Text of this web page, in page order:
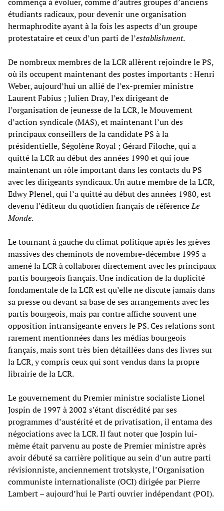
étudiants radicaux, pour devenir une organisation
hermaphrodite ayant à la fois les aspects d’un groupe
protestataire et ceux d’un parti de l’establishment.
De nombreux membres de la LCR allèrent rejoindre le PS,
où ils occupent maintenant des postes importants : Henri
Weber, aujourd’hui un allié de l’ex-premier ministre
Laurent Fabius ; Julien Dray, l’ex dirigeant de
l’organisation de jeunesse de la LCR, le Mouvement
d’action syndicale (MAS), et maintenant l’un des
principaux conseillers de la candidate PS à la
présidentielle, Ségolène Royal ; Gérard Filoche, qui a
quitté la LCR au début des années 1990 et qui joue
maintenant un rôle important dans les contacts du PS
avec les dirigeants syndicaux. Un autre membre de la LCR,
Edwy Plenel, qui l’a quitté au début des années 1980, est
devenu l’éditeur du quotidien français de référenceLe
Monde.
Le tournant à gauche du climat politique après les grèves
massives des cheminots de novembre-décembre 1995 a
amené la LCR à collaborer directement avec les principaux
partis bourgeois français. Une indication de la duplicité
fondamentale de la LCR est qu’elle ne discute jamais dans
sa presse ou devant sa base de ses arrangements avec les
partis bourgeois, mais par contre affiche souvent une
opposition intransigeante envers le PS. Ces relations sont
rarement mentionnées dans les médias bourgeois
français, mais sont très bien détaillées dans des livres sur
la LCR, y compris ceux qui sont vendus dans la propre
librairie de la LCR.
Le gouvernement du Premier ministre socialiste Lionel
Jospin de 1997 à 2002 s’étant discrédité par ses
programmes d’austérité et de privatisation, il entama des
négociations avec la LCR. Il faut noter que Jospin lui-
même était parvenu au poste de Premier ministre après
avoir débuté sa carrière politique au sein d’un autre parti
révisionniste, anciennement trotskyste, l’Organisation
communiste internationaliste (OCI) dirigée par Pierre
Lambert – aujourd’hui le Parti ouvrier indépendant (POI).